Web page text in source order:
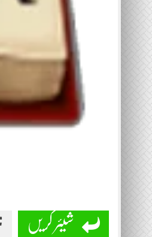
شیئر کریں